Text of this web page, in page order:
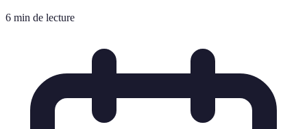
6 min de lecture